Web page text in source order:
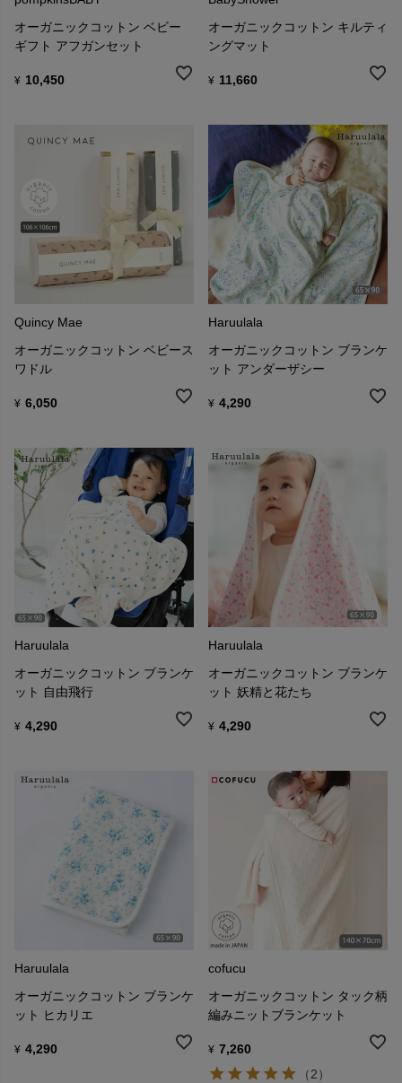
オーガニックコットン ベビー
ギフト アフガンセット
¥ 10,450
オーガニックコットン キルティ
ングマット
¥ 11,660
Quincy Mae
オーガニックコットン ベビース
ワドル
¥ 6,050
Haruulala
オーガニックコットン ブランケ
ット アンダーザシー
¥ 4,290
Haruulala
オーガニックコットン ブランケ
ット 自由飛行
¥ 4,290
Haruulala
オーガニックコットン ブランケ
ット 妖精と花たち
¥ 4,290
Haruulala
オーガニックコットン ブランケ
ット ヒカリエ
¥ 4,290
cofucu
オーガニックコットン タック柄
編みニットブランケット
¥ 7,260
（2）